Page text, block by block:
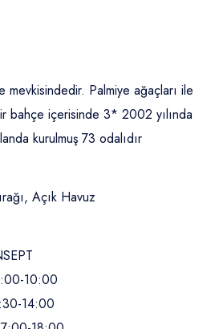
mevkisindedir. Palmiye ağaçları ile
bahçe içerisinde 3* 2002 yılında
kurulmuş 73 odalıdır
Açık Havuz
10:00
14:00